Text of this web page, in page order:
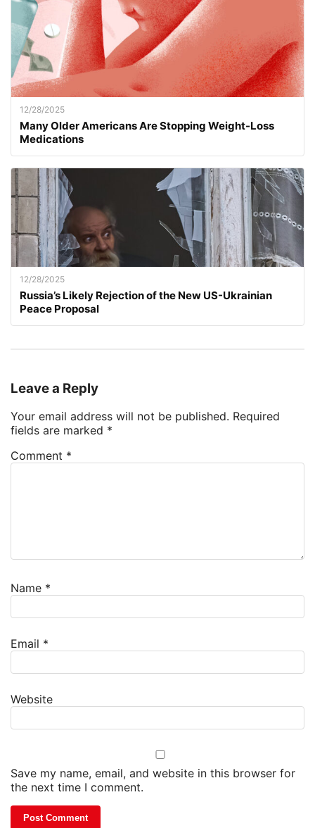
12/28/2025
Many Older Americans Are Stopping Weight-Loss
Medications
12/28/2025
Russia’s Likely Rejection of the New US-Ukrainian
Peace Proposal
Leave a Reply
Your email address will not be published. Required
fields are marked *
Comment *
Name *
Email *
Website
Save my name, email, and website in this browser for
the next time I comment.